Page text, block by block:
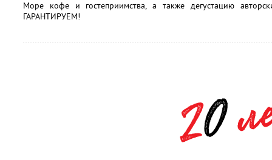
Море кофе и гостеприимства, а также дегустацию
ГАРАНТИРУЕМ!